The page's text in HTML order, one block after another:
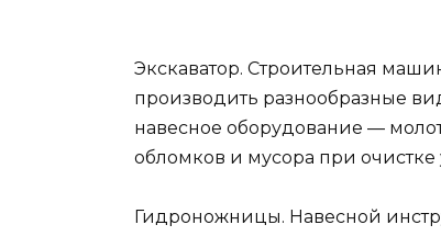
Экскаватор. Строительная
производить разнообразные
навесное оборудование —
обломков и мусора при очистке
Гидроножницы. Навесной